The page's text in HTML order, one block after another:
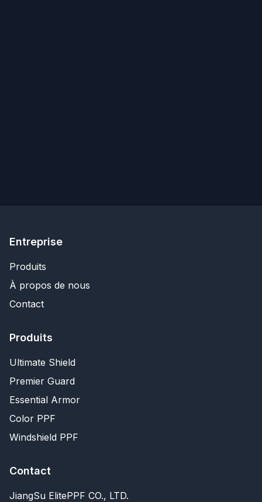
Entreprise
Produits
À propos de nous
Contact
Produits
Ultimate Shield
Premier Guard
Essential Armor
Color PPF
Windshield PPF
Contact
JiangSu ElitePPF CO., LTD.